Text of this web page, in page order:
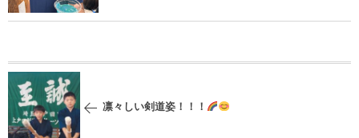
凛々しい剣道姿！！！